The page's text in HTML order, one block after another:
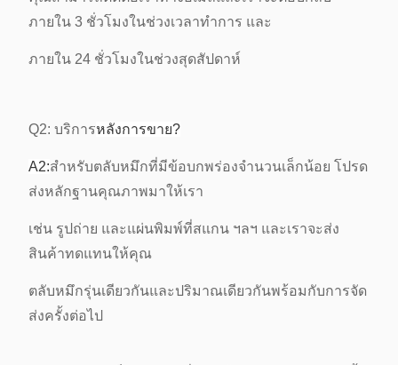
ภายใน 3 ชั่วโมงในช่วงเวลาทำการ และ
ภายใน 24 ชั่วโมงในช่วงสุดสัปดาห์
Q2: บริการหลังการขาย?
A2:สำหรับตลับหมึกที่มีข้อบกพร่องจำนวนเล็กน้อย โปรด
ส่งหลักฐานคุณภาพมาให้เรา
เช่น รูปถ่าย และแผ่นพิมพ์ที่สแกน ฯลฯ และเราจะส่ง
สินค้าทดแทนให้คุณ
ตลับหมึกรุ่นเดียวกันและปริมาณเดียวกันพร้อมกับการจัด
ส่งครั้งต่อไป